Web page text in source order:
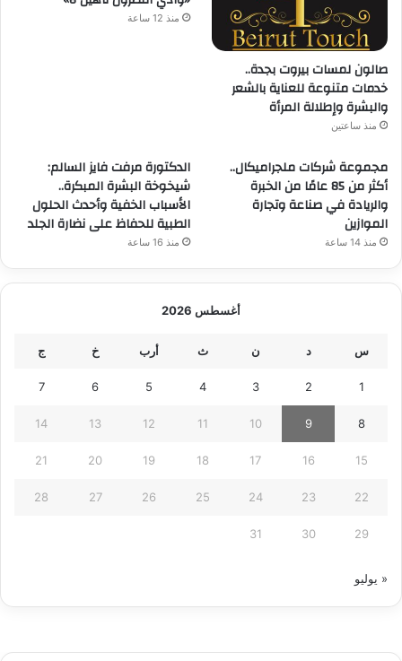
صالون لمسات بيروت بجدة..
خدمات متنوعة للعناية بالشعر
والبشرة وإطلالة المرأة
منذ ساعتين
منذ 12 ساعة
مجموعة شركات ملجراميكال..
أكثر من 85 عامًا من الخبرة
والريادة في صناعة وتجارة
الموازين
منذ 14 ساعة
الدكتورة مرفت فايز السالم:
شيخوخة البشرة المبكرة..
الأسباب الخفية وأحدث الحلول
الطبية للحفاظ على نضارة الجلد
منذ 16 ساعة
أغسطس 2026
س د ن ث أرب خ ج
1
2
3
4
5
6
7
8
9
10
11
12
13
14
15
16
17
18
19
20
21
22
23
24
25
26
27
28
29
30
31
« يوليو